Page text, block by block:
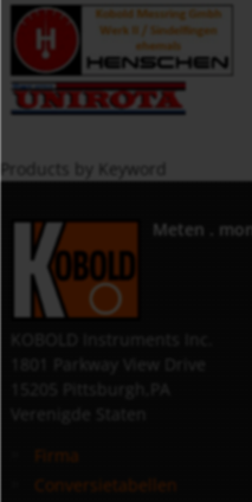
Products by Keyword
Meten .
Firma
Conversietabellen